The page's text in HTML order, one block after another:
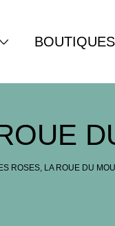
BOUTIQUES
ROSES, LA ROUE DU